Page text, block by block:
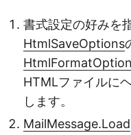
書式設定の好みを
HtmlSaveOptions
HTMLファイルに
します。
MailMessage.Load